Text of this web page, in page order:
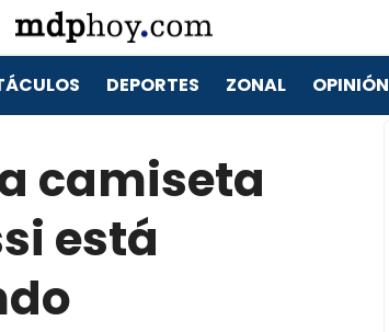
DEPORTES ZONAL OPINIÓN
camiseta
está